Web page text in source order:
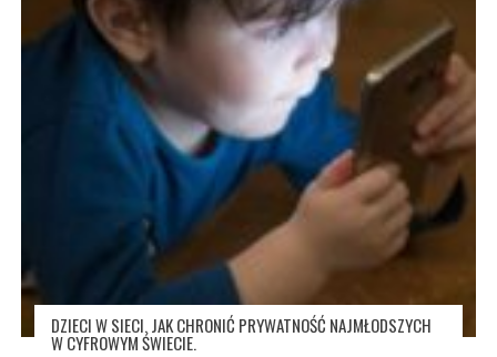
DZIECI W SIECI. JAK CHRONIĆ PRYWATNOŚĆ NAJMŁODSZYCH
W CYFROWYM ŚWIECIE.